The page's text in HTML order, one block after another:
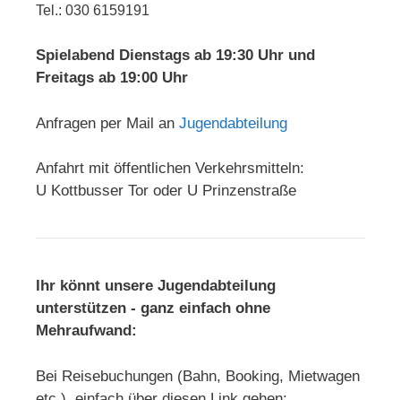
Tel.: 030 6159191
Spielabend Dienstags ab 19:30 Uhr und
Freitags ab 19:00 Uhr
Anfragen per Mail an Jugendabteilung
Anfahrt mit öffentlichen Verkehrsmitteln:
U Kottbusser Tor oder U Prinzenstraße
Ihr könnt unsere Jugendabteilung
unterstützen - ganz einfach ohne
Mehraufwand:
Bei Reisebuchungen (Bahn, Booking, Mietwagen